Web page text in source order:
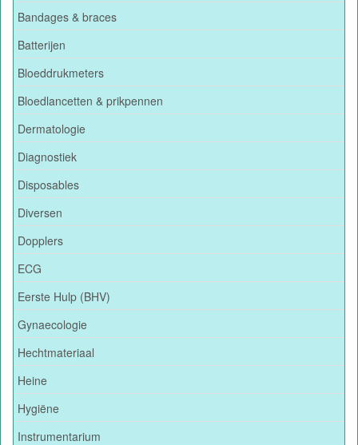
Bandages & braces
Batterijen
Bloeddrukmeters
Bloedlancetten & prikpennen
Dermatologie
Diagnostiek
Disposables
Diversen
Dopplers
ECG
Eerste Hulp (BHV)
Gynaecologie
Hechtmateriaal
Heine
Hygiëne
Instrumentarium